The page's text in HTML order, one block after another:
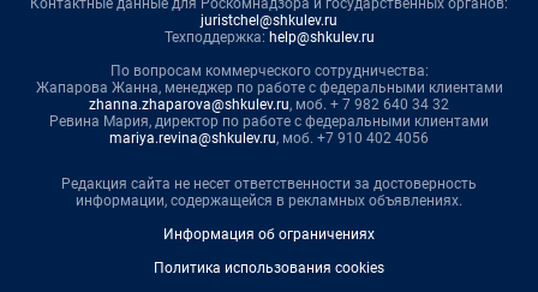
Контактные данные для Роскомнадзора и государственных органов:
juristchel@shkulev.ru
Техподдержка: help@shkulev.ru
По вопросам коммерческого сотрудничества:
Жапарова Жанна, менеджер по работе с федеральными клиентами
zhanna.zhaparova@shkulev.ru, моб. + 7 982 640 34 32
Ревина Мария, директор по работе с федеральными клиентами
mariya.revina@shkulev.ru, моб. +7 910 402 4056
Редакция сайта не несет ответственности за достоверность
информации, содержащейся в рекламных объявлениях.
Информация об ограничениях
Политика использования cookies